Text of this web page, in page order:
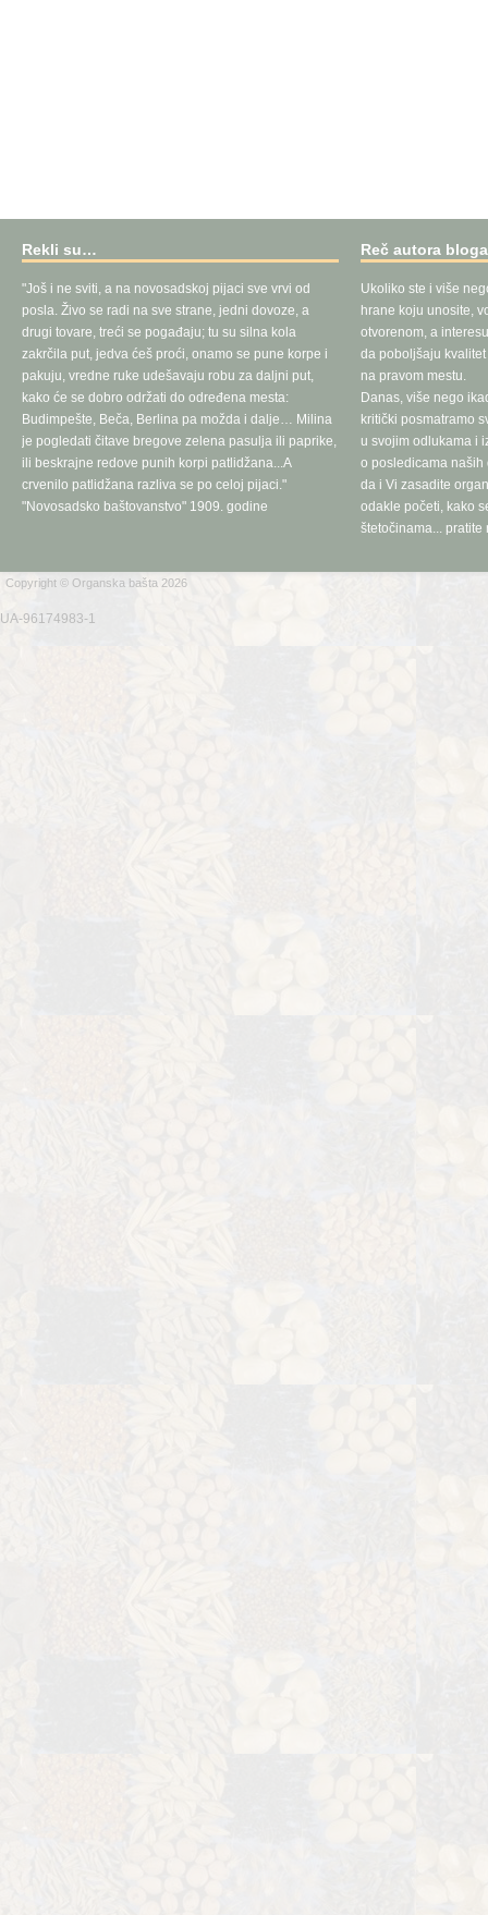
Rekli su…
"Još i ne sviti, a na novosadskoj pijaci sve vrvi od
posla. Živo se radi na sve strane, jedni dovoze, a
drugi tovare, treći se pogađaju; tu su silna kola
zakrčila put, jedva ćeš proći, onamo se pune korpe i
pakuju, vredne ruke udešavaju robu za daljni put,
kako će se dobro održati do određena mesta:
Budimpešte, Beča, Berlina pa možda i dalje… Milina
je pogledati čitave bregove zelena pasulja ili paprike,
ili beskrajne redove punih korpi patlidžana...A
crvenilo patlidžana razliva se po celoj pijaci."
"Novosadsko baštovanstvo" 1909. godine
Reč autora
Ukoliko ste i više
hrane koju unosite,
otvorenom, a
da poboljšaju
na pravom mestu.
Danas, više nego
kritički posmatramo
u svojim odlukama i
o posledicama naših
da i Vi zasadite
odakle početi, kako
štetočinama... pratite
Copyright © Organska bašta 2026
UA-96174983-1